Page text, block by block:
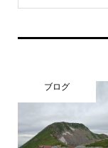
ブログ